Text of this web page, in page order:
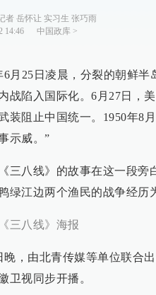
者 岳怀让 实习生 张巧雨
14:46
中国政库>
6月25日凌晨，分裂的朝鲜
战陷入国际化。6月27日，
装阻止中国统一。1950年8
示威。”
三八线》的故事在这一段
绿江边两个渔民的战争经历
三八线》海报
晚，由北青传媒等单位联合
卫视同步开播。